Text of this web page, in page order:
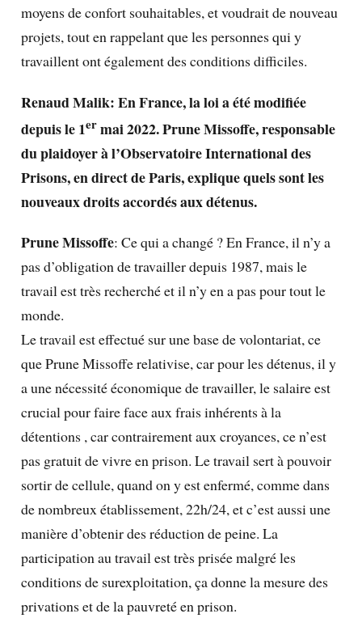
moyens de confort souhaitables, et voudrait de nouveau
projets, tout en rappelant que les personnes qui y
travaillent ont également des conditions difficiles.
Renaud Malik: En France, la loi a été modifiée
depuis le 1ermai 2022. Prune Missoffe, responsable
du plaidoyer à l’ObservatoireInternationaldes
Prisons, en direct de Paris, explique quels sont les
nouveaux droits accordés aux détenus.
Prune Missoffe: Ce qui a changé ? En France, il n’y a
pas d’obligation de travailler depuis 1987, mais le
travail est très recherché et il n’y en a pas pour tout le
monde.
Le travail est effectué sur une base de volontariat, ce
que Prune Missoffe relativise, car pour les détenus, il y
a une nécessité économique de travailler, le salaire est
crucial pour faire face aux frais inhérents à la
détentions , car contrairement aux croyances, ce n’est
pas gratuit de vivre en prison. Le travail sert à pouvoir
sortir de cellule, quand on y est enfermé, comme dans
de nombreux établissement, 22h/24, et c’est aussi une
manière d’obtenir des réduction de peine. La
participation au travail est très prisée malgré les
conditions de surexploitation, ça donne la mesure des
privations et de la pauvreté en prison.